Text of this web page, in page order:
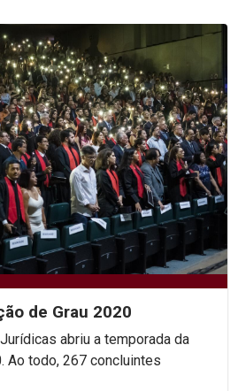
de Grau 2020
abriu a temporada da
Ao todo, 267 concluintes